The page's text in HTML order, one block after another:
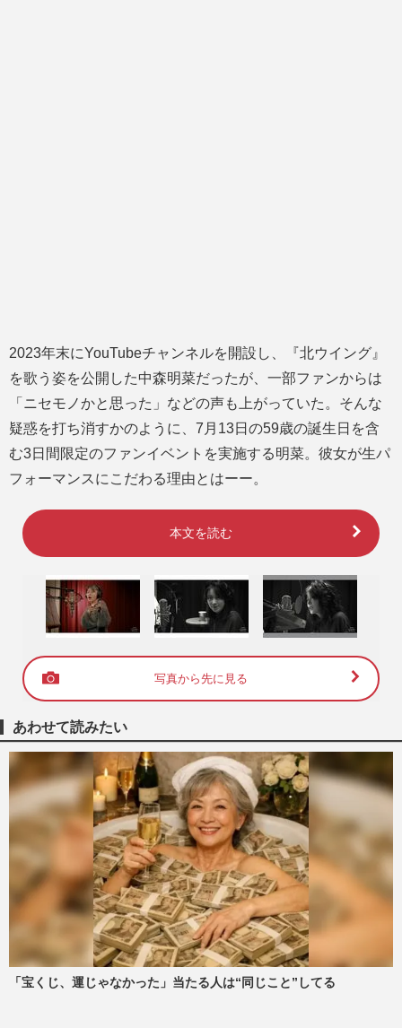
2023年末にYouTubeチャンネルを開設し、『北ウイング』
を歌う姿を公開した中森明菜だったが、一部ファンからは
「ニセモノかと思った」などの声も上がっていた。そんな
疑惑を打ち消すかのように、7月13日の59歳の誕生日を含
む3日間限定のファンイベントを実施する明菜。彼女が生パ
フォーマンスにこだわる理由とはーー。
本文を読む
写真から先に見る
あわせて読みたい
「宝くじ、運じゃなかった」当たる人は“同じこと”してる